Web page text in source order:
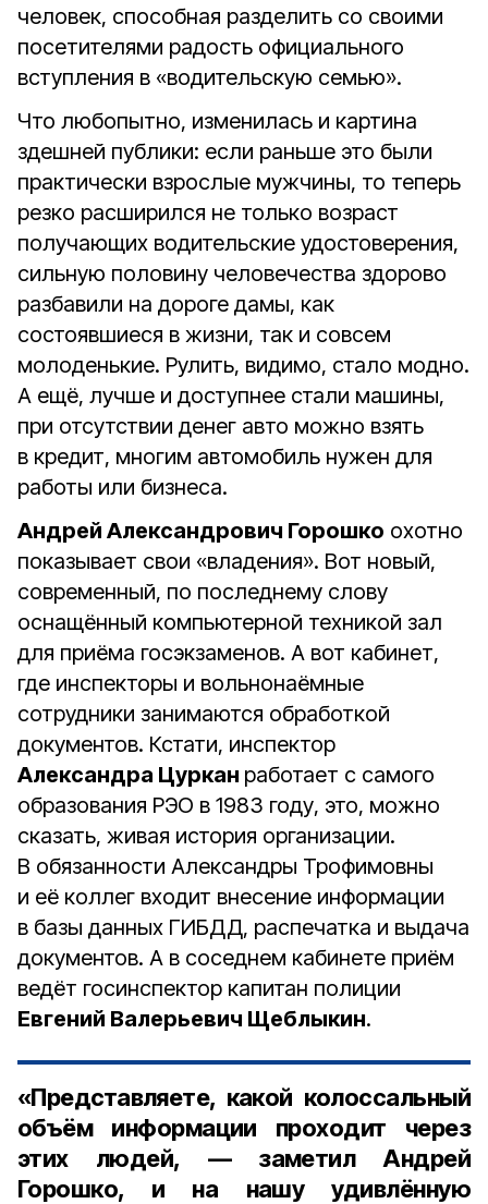
человек, способная разделить со своими
посетителями радость официального
вступления в «водительскую семью».
Что любопытно, изменилась и картина
здешней публики: если раньше это были
практически взрослые мужчины, то теперь
резко расширился не только возраст
получающих водительские удостоверения,
сильную половину человечества здорово
разбавили на дороге дамы, как
состоявшиеся в жизни, так и совсем
молоденькие. Рулить, видимо, стало модно.
А ещё, лучше и доступнее стали машины,
при отсутствии денег авто можно взять
в кредит, многим автомобиль нужен для
работы или бизнеса.
Андрей Александрович Горошко охотно
показывает свои «владения». Вот новый,
современный, по последнему слову
оснащённый компьютерной техникой зал
для приёма госэкзаменов. А вот кабинет,
где инспекторы и вольнонаёмные
сотрудники занимаются обработкой
документов. Кстати, инспектор
Александра Цуркан работает с самого
образования РЭО в 1983 году, это, можно
сказать, живая история организации.
В обязанности Александры Трофимовны
и её коллег входит внесение информации
в базы данных ГИБДД, распечатка и выдача
документов. А в соседнем кабинете приём
ведёт госинспектор капитан полиции
Евгений Валерьевич Щеблыкин.
«Представляете, какой колоссальный
объём информации проходит через
этих людей, — заметил Андрей
Горошко, и на нашу удивлённую